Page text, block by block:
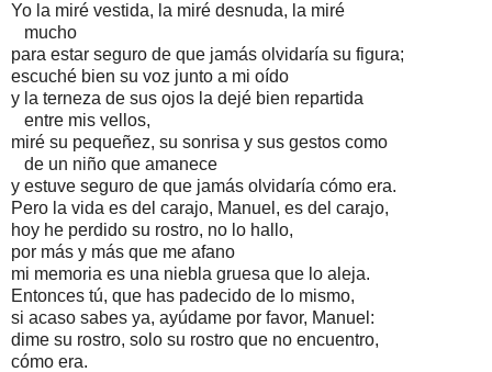
Yo la miré vestida, la miré desnuda, la miré
mucho
para estar seguro de que jamás olvidaría su figura;
escuché bien su voz junto a mi oído
y la terneza de sus ojos la dejé bien repartida
entre mis vellos,
miré su pequeñez, su sonrisa y sus gestos como
de un niño que amanece
y estuve seguro de que jamás olvidaría cómo era.
Pero la vida es del carajo, Manuel, es del carajo,
hoy he perdido su rostro, no lo hallo,
por más y más que me afano
mi memoria es una niebla gruesa que lo aleja.
Entonces tú, que has padecido de lo mismo,
si acaso sabes ya, ayúdame por favor, Manuel:
dime su rostro, solo su rostro que no encuentro,
cómo era.